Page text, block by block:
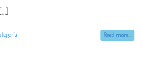
Read more...